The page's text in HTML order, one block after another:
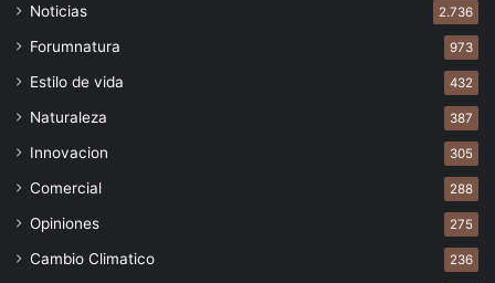
Noticias 2.736
Forumnatura 973
Estilo de vida 432
Naturaleza 387
Innovacion 305
Comercial 288
Opiniones 275
Cambio Climatico 236